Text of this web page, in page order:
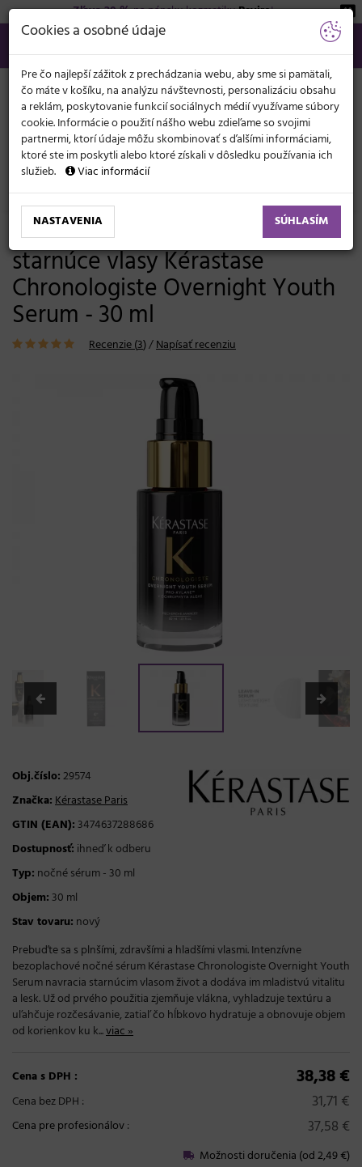
Zľava 20 %na pánsku kozmetikuBeviro!
02/21 201 099
info@svetkadernictva.sk
Po−pia: 8−17
Všetko o nákupe €
KATEGÓRIE
MENU
Vlasová kozmetika Sérum, mlieka, spreje Suché vlasy
Bezoplachové nočné sérum pre
starnúce vlasy Kérastase
Chronologiste Overnight Youth
Serum - 30 ml
Recenzie (3)/Napísať recenziu
Obj.číslo:29574
Značka:Kérastase Paris
GTIN (EAN): 3474637288686
Dostupnosť: ihneď k odberu
Typ: nočné sérum - 30 ml
Objem: 30 ml
Stav tovaru: nový
Prebuďte sa s plnšími, zdravšími a hladšími vlasmi. Intenzívne
bezoplachové nočné sérum Kérastase Chronologiste Overnight Youth
Serum navracia starnúcim vlasom život a dodáva im mladistvú vitalitu
a lesk. Už od prvého použitia zjemňuje vlákna, vyhladzuje textúru a
uľahčuje rozčesávanie, zatiaľ čo hĺbkovo hydratuje a obnovuje objem
od korienkov ku k...viac »
Cena s DPH : 38,38 €
Cena bez DPH : 31,71 €
Cena pre profesionálov: 37,58 €
Možnosti doručenia (od 2,49 €)
Cookies a osobné údaje
Pre čo najlepší zážitok z prechádzania webu, aby sme si pamätali,
čo máte v košíku, na analýzu návštevnosti, personalizáciu obsahu
a reklám, poskytovanie funkcií sociálnych médií využívame súbory
cookie. Informácie o použití nášho webu zdieľame so svojimi
partnermi, ktorí údaje môžu skombinovať s ďalšími informáciami,
ktoré ste im poskytli alebo ktoré získali v dôsledku používania ich
služieb.
Viac informácií
NASTAVENIA SÚHLASÍM